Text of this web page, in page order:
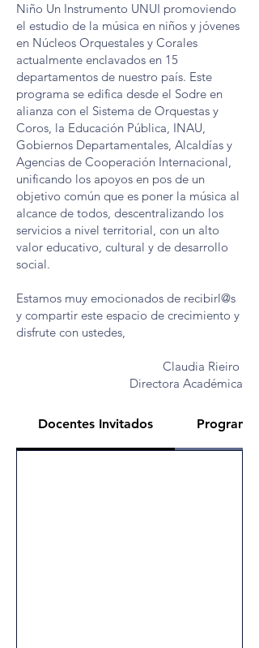
Niño Un Instrumento UNUI promoviendo
el estudio de la música en niños y jóvenes
en Núcleos Orquestales y Corales
actualmente enclavados en 15
departamentos de nuestro país. Este
programa se edifica desde el Sodre en
alianza con el Sistema de Orquestas y
Coros, la Educación Pública, INAU,
Gobiernos Departamentales, Alcaldías y
Agencias de Cooperación Internacional,
unificando los apoyos en pos de un
objetivo común que es poner la música al
alcance de todos, descentralizando los
servicios a nivel territorial, con un alto
valor educativo, cultural y de desarrollo
social.
Estamos muy emocionados de recibirl@s
y compartir este espacio de crecimiento y
disfrute con ustedes,
Claudia Rieiro
Directora Académica
Docentes Invitados